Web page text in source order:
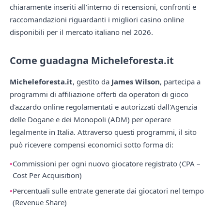
chiaramente inseriti all'interno di recensioni, confronti e
raccomandazioni riguardanti i migliori casino online
disponibili per il mercato italiano nel 2026.
Come guadagna Micheleforesta.it
Micheleforesta.it, gestito da James Wilson, partecipa a
programmi di affiliazione offerti da operatori di gioco
d'azzardo online regolamentati e autorizzati dall'Agenzia
delle Dogane e dei Monopoli (ADM) per operare
legalmente in Italia. Attraverso questi programmi, il sito
può ricevere compensi economici sotto forma di:
Commissioni per ogni nuovo giocatore registrato (CPA –
Cost Per Acquisition)
Percentuali sulle entrate generate dai giocatori nel tempo
(Revenue Share)